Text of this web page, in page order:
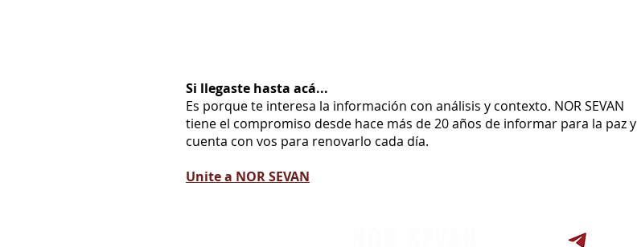
Si llegaste hasta acá...
Es porque te interesa la información con análisis y contexto. NOR SEVAN
tiene el compromiso desde hace más de 20 años de informar para la paz y
cuenta con vos para renovarlo cada día.
Unite a NOR SEVAN